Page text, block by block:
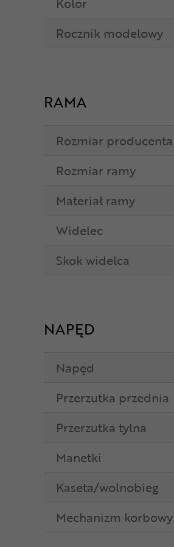
Rocznik modelowy
RAMA
Rozmiar producenta
Rozmiar ramy
Materiał ramy
Widelec
Skok widelca
NAPĘD
Napęd
Przerzutka przednia
Przerzutka tylna
Manetki
Kaseta/wolnobieg
Mechanizm korbowy